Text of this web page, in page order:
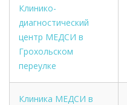
Клинико-
диагностический
центр МЕДСИ в
Грохольском
переулке
Клиника МЕДСИ в